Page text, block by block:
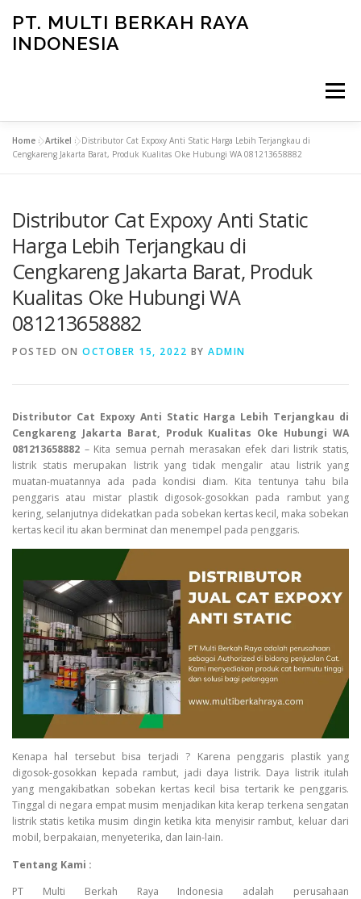
content
PT. MULTI BERKAH RAYA
INDONESIA
Menu
CONTACT
Home »Artikel »Distributor Cat Expoxy Anti Static Harga Lebih Terjangkau di
Cengkareng Jakarta Barat, Produk Kualitas Oke Hubungi WA 081213658882
Distributor Cat Expoxy Anti Static
Harga Lebih Terjangkau di
Cengkareng Jakarta Barat, Produk
Kualitas Oke Hubungi WA
081213658882
POSTED ON OCTOBER 15, 2022 BY ADMIN
Distributor Cat Expoxy Anti Static Harga Lebih Terjangkau di
Cengkareng Jakarta Barat, Produk Kualitas Oke Hubungi WA
081213658882 – Kita semua pernah merasakan efek dari listrik statis,
listrik statis merupakan listrik yang tidak mengalir atau listrik yang
muatan-muatannya ada pada kondisi diam. Kita tentunya tahu bila
penggaris atau mistar plastik digosok-gosokkan pada rambut yang
kering, selanjutnya didekatkan pada sobekan kertas kecil, maka sobekan
kertas kecil itu akan berminat dan menempel pada penggaris.
Kenapa hal tersebut bisa terjadi ? Karena penggaris plastik yang
digosok-gosokkan kepada rambut, jadi daya listrik. Daya listrik itulah
yang mengakibatkan sobekan kertas kecil bisa tertarik ke penggaris.
Tinggal di negara empat musim menjadikan kita kerap terkena sengatan
listrik statis ketika musim dingin ketika kita menyisir rambut, keluar dari
mobil, berpakaian, menyeterika, dan lain-lain.
Tentang Kami :
PT Multi Berkah Raya Indonesia adalah perusahaan